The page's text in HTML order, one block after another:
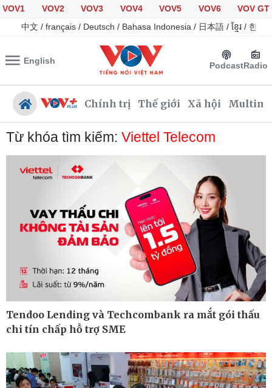
VOV1 VOV2 VOV3 VOV4 VOV5 VOV6
VOV GT
中文 / français / Deutsch / Bahasa Indonesia / 日本語 / ខ្មែរ / 한국
English PodcastRadio
Chính trị Thế giới Xã hội
Chính trị
Quốc hội
Nhận diện sự thật
Tin 24h
Giáo dục
Dự báo thời tiết
Dấu ấn VOV
Việc làm
Biển đảo
Từ khóa tìm kiếm: Viettel Telecom
Tendoo Lending và Techcombank ra mắt gói thấu
chi tín chấp hỗ trợ SME